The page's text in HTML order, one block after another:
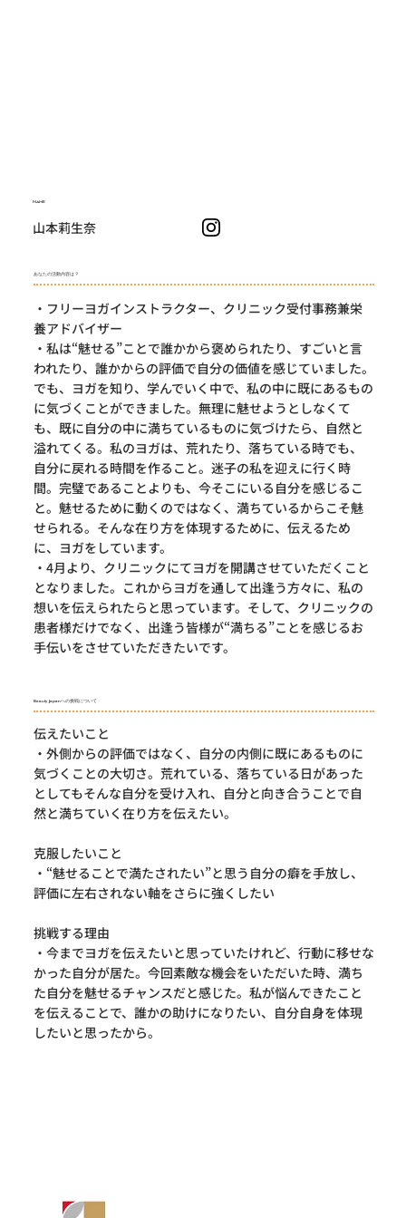
NAME
山本莉生奈
あなたの活動内容は？
・フリーヨガインストラクター、クリニック受付事務兼栄
養アドバイザー
・私は“魅せる”ことで誰かから褒められたり、すごいと言
われたり、誰かからの評価で自分の価値を感じていました。
でも、ヨガを知り、学んでいく中で、私の中に既にあるもの
に気づくことができました。無理に魅せようとしなくて
も、既に自分の中に満ちているものに気づけたら、自然と
溢れてくる。私のヨガは、荒れたり、落ちている時でも、
自分に戻れる時間を作ること。迷子の私を迎えに行く時
間。完璧であることよりも、今そこにいる自分を感じるこ
と。魅せるために動くのではなく、満ちているからこそ魅
せられる。そんな在り方を体現するために、伝えるため
に、ヨガをしています。
・4月より、クリニックにてヨガを開講させていただくこと
となりました。これからヨガを通して出逢う方々に、私の
想いを伝えられたらと思っています。そして、クリニックの
患者様だけでなく、出逢う皆様が“満ちる”ことを感じるお
手伝いをさせていただきたいです。
Beauty Japanへの挑戦について
伝えたいこと
・外側からの評価ではなく、自分の内側に既にあるものに
気づくことの大切さ。荒れている、落ちている日があった
としてもそんな自分を受け入れ、自分と向き合うことで自
然と満ちていく在り方を伝えたい。
克服したいこと
・“魅せることで満たされたい”と思う自分の癖を手放し、
評価に左右されない軸をさらに強くしたい
挑戦する理由
・今までヨガを伝えたいと思っていたけれど、行動に移せな
かった自分が居た。今回素敵な機会をいただいた時、満ち
た自分を魅せるチャンスだと感じた。私が悩んできたこと
を伝えることで、誰かの助けになりたい、自分自身を体現
したいと思ったから。